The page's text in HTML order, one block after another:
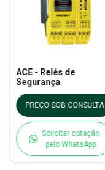
ACE - Relés de
Segurança
PREÇO SOB CONSULTA
Solicitar cotação
pelo WhatsApp